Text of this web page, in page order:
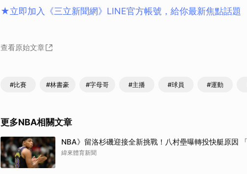
★立即加入《三立新聞網》LINE官方帳號，給你最新焦點話題
查看原始文章
#比賽 #林書豪 #字母哥 #主播 #球員 #運動
更多NBA相關文章
NBA》留洛杉磯迎接全新挑戰！八村壘曝轉投快艇原因
緯來體育新聞